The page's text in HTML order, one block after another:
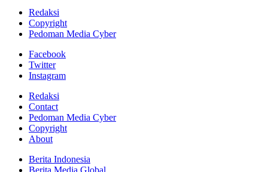
Redaksi
Copyright
Pedoman Media Cyber
Facebook
Twitter
Instagram
Redaksi
Contact
Pedoman Media Cyber
Copyright
About
Berita Indonesia
Berita Media Global